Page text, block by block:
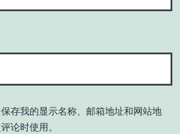
存我的显示名称、邮箱地址和网站地
论时使用。